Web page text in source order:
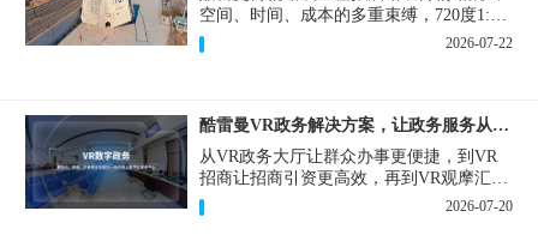
空间、时间、成本的多重束缚，720度1:1
实景复刻的VR数字展厅，已经成为博物馆
数字化刚需新基建。
2026-07-22
酷雷曼VR政务解决方案，让政务服务从“看得见”开始
从VR政务大厅让群众办事更便捷，到VR
招商让招商引资更高效，再到VR观摩汇报
让政务成果更直观，酷雷曼VR政务解决方
案，解锁政务服务新体验，让服务从“看得
2026-07-20